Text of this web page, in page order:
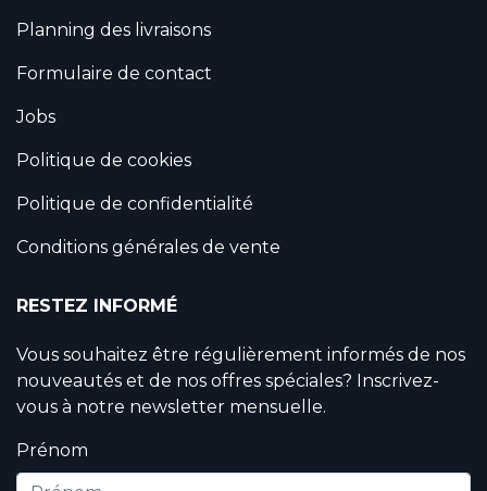
Planning des livraisons
Formulaire de contact
Jobs
Politique de cookies
Politique de confidentialité
Conditions générales de vente
RESTEZ INFORMÉ
Vous souhaitez être régulièrement informés de nos
nouveautés et de nos offres spéciales? Inscrivez-
vous à notre newsletter mensuelle.
Prénom